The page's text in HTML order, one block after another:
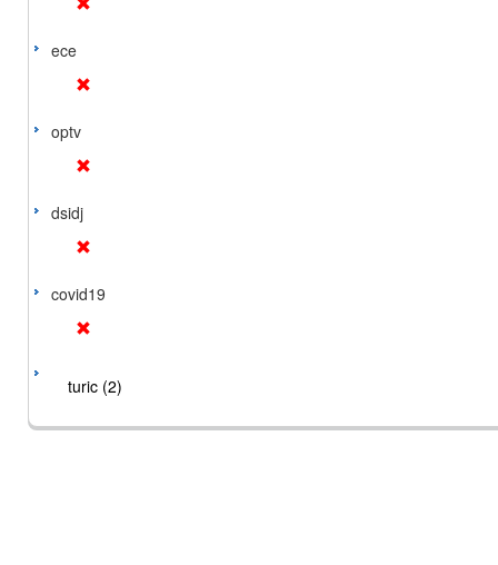
ece
optv
dsidj
covid19
turic (2)